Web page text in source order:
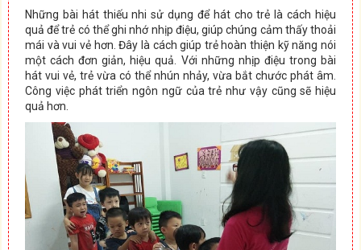
Những bài hát thiếu nhi sử dụng để hát cho trẻ là cách hiệu
quả để trẻ có thể ghi nhớ nhịp điệu, giúp chúng cảm thấy thoải
mái và vui vẻ hơn. Đây là cách giúp trẻ hoàn thiện kỹ năng nói
một cách đơn giản, hiệu quả. Với những nhịp điệu trong bài
hát vui vẻ, trẻ vừa có thể nhún nhảy, vừa bắt chước phát âm.
Công việc phát triển ngôn ngữ của trẻ như vậy cũng sẽ hiệu
quả hơn.